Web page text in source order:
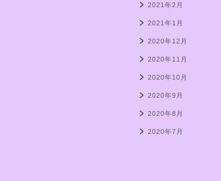
2021年2月
2021年1月
2020年12月
2020年11月
2020年10月
2020年9月
2020年8月
2020年7月